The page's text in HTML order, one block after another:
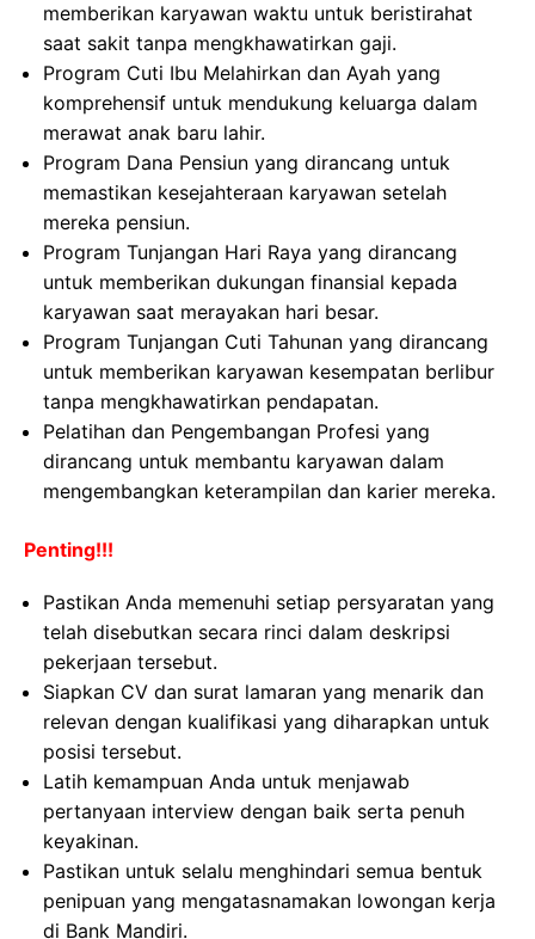
memberikan karyawan waktu untuk beristirahat
saat sakit tanpa mengkhawatirkan gaji.
Program Cuti Ibu Melahirkan dan Ayah yang
komprehensif untuk mendukung keluarga dalam
merawat anak baru lahir.
Program Dana Pensiun yang dirancang untuk
memastikan kesejahteraan karyawan setelah
mereka pensiun.
Program Tunjangan Hari Raya yang dirancang
untuk memberikan dukungan finansial kepada
karyawan saat merayakan hari besar.
Program Tunjangan Cuti Tahunan yang dirancang
untuk memberikan karyawan kesempatan berlibur
tanpa mengkhawatirkan pendapatan.
Pelatihan dan Pengembangan Profesi yang
dirancang untuk membantu karyawan dalam
mengembangkan keterampilan dan karier mereka.
Penting!!!
Pastikan Anda memenuhi setiap persyaratan yang
telah disebutkan secara rinci dalam deskripsi
pekerjaan tersebut.
Siapkan CV dan surat lamaran yang menarik dan
relevan dengan kualifikasi yang diharapkan untuk
posisi tersebut.
Latih kemampuan Anda untuk menjawab
pertanyaan interview dengan baik serta penuh
keyakinan.
Pastikan untuk selalu menghindari semua bentuk
penipuan yang mengatasnamakan lowongan kerja
di Bank Mandiri.